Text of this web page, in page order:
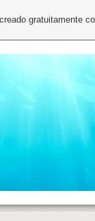
gratuitamente